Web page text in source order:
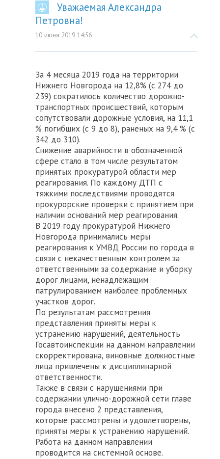
Уважаемая Александра
Петровна!
10 июня 2019 14:56
За 4 месяца 2019 года на территории
Нижнего Новгорода на 12,8% (с 274 до
239) сократилось количество дорожно-
транспортных происшествий, которым
сопутствовали дорожные условия, на 11,1
% погибших (с 9 до 8), раненых на 9,4 % (с
342 до 310).
Снижение аварийности в обозначенной
сфере стало в том числе результатом
принятых прокуратурой области мер
реагирования. По каждому ДТП с
тяжкими последствиями проводятся
прокурорские проверки с принятием при
наличии оснований мер реагирования.
В 2019 году прокуратурой Нижнего
Новгорода принимались меры
реагирования к УМВД России по города в
связи с некачественным контролем за
ответственными за содержание и уборку
дорог лицами, ненадлежащим
патрулированием наиболее проблемных
участков дорог.
По результатам рассмотрения
представления приняты меры к
устранению нарушений, деятельность
Госавтоинспекции на данном направлении
скорректирована, виновные должностные
лица привлечены к дисциплинарной
ответственности.
Также в связи с нарушениями при
содержании улично-дорожной сети главе
города внесено 2 представления,
которые рассмотрены и удовлетворены,
приняты меры к устранению нарушений.
Работа на данном направлении
проводится на системной основе.